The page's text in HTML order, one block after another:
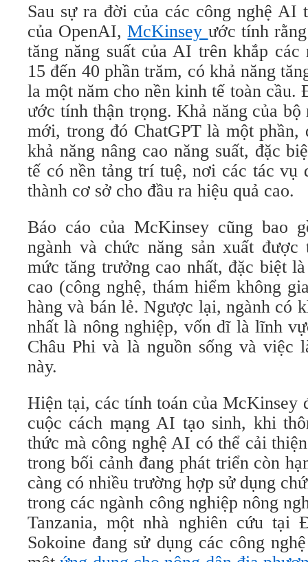
Sau sự ra đời của các công nghệ AI
của OpenAI,McKinsey ước tính
tăng năng suất của AI trên khắp các
15 đến 40 phần trăm, có khả năng
la một năm cho nền kinh tế toàn
ước tính thận trọng. Khả năng của
mới, trong đó ChatGPT là một phần,
khả năng nâng cao năng suất, đặc
tế có nền tảng trí tuệ, nơi các tác vụ
thành cơ sở cho đầu ra hiệu quả cao.
Báo cáo của McKinsey cũng bao
ngành và chức năng sản xuất
mức tăng trưởng cao nhất, đặc biệt
cao (công nghệ, thám hiểm không
hàng và bán lẻ. Ngược lại, ngành có
nhất là nông nghiệp, vốn dĩ là lĩnh
Châu Phi và là nguồn sống và việc
này.
Hiện tại, các tính toán của McKinsey
cuộc cách mạng AI tạo sinh, khi
thức mà công nghệ AI có thể cải
trong bối cảnh đang phát triển còn
càng có nhiều trường hợp sử dụng
trong các ngành công nghiệp nông
Tanzania, một nhà nghiên cứu tại
Sokoine đang sử dụng các công